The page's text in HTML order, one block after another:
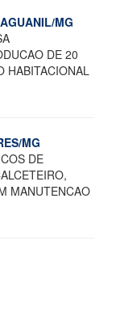
MG
DE 20
HABITACIONAL
MG
DE
MANUTENCAO